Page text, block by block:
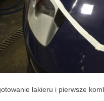
lakieru i pierwsze